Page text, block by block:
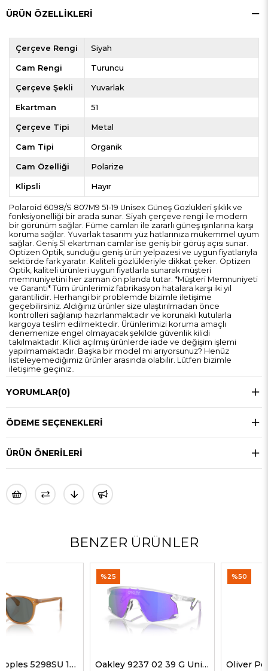
ÜRÜN ÖZELLIKLERI
Çerçeve Rengi Siyah
Cam Rengi Turuncu
Çerçeve Şekli Yuvarlak
Ekartman 51
Çerçeve Tipi Metal
Cam Tipi Organik
Cam Özelliği Polarize
Klipsli Hayır
Polaroid 6098/S 807M9 51-19 Unisex Güneş Gözlükleri şıklık ve
fonksiyonelliği bir arada sunar. Siyah çerçeve rengi ile modern
bir görünüm sağlar. Füme camları ile zararlı güneş ışınlarına karşı
koruma sağlar. Yuvarlak tasarımı yüz hatlarınıza mükemmel uyum
sağlar. Geniş 51 ekartman camlar ise geniş bir görüş açısı sunar.
Optizen Optik, sunduğu geniş ürün yelpazesi ve uygun fiyatlarıyla
sektörde fark yaratır. Kaliteli gözlükleriyle dikkat çeker. Optizen
Optik, kaliteli ürünleri uygun fiyatlarla sunarak müşteri
memnuniyetini her zaman ön planda tutar. *Müşteri Memnuniyeti
ve Garanti* Tüm ürünlerimiz fabrikasyon hatalara karşı iki yıl
garantilidir. Herhangi bir problemde bizimle iletişime
geçebilirsiniz. Aldığınız ürünler size ulaştırılmadan önce
kontrolleri sağlanıp hazırlanmaktadır ve korunaklı kutularla
kargoya teslim edilmektedir. Ürünlerimizi koruma amaçlı
denemenize engel olmayacak şekilde güvenlik kilidi
takılmaktadır. Kilidi açılmış ürünlerde iade ve değişim işlemi
yapılmamaktadır. Başka bir model mi arıyorsunuz? Henüz
listeleyemediğimiz ürünler arasında olabilir. Lütfen bizimle
iletişime geçiniz..
YORUMLAR(0)
ÖDEME SEÇENEKLERI
ÜRÜN ÖNERILERI
BENZER ÜRÜNLER
Oakley 9237 02 39 G Unisex Güneş Gözlükleri Oliver Peoples 5514SU 1678C5 51 G Unisex Güneş Gözlükleri